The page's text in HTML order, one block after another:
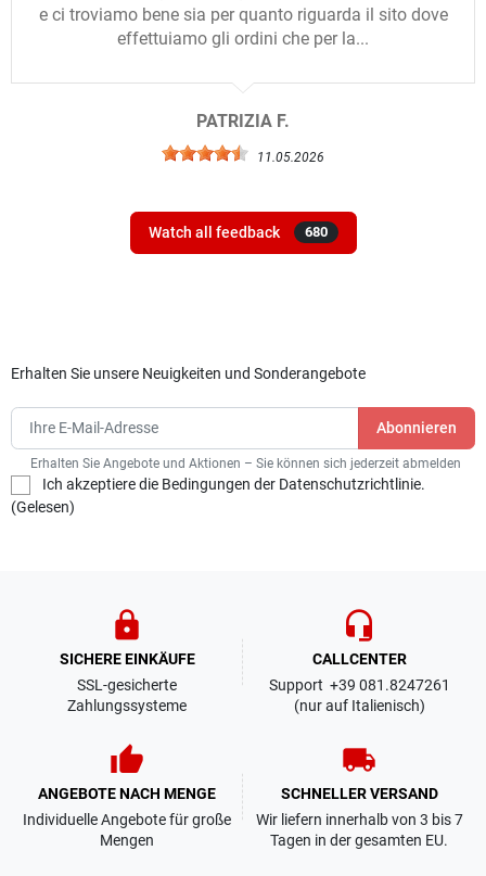
e ci troviamo bene sia per quanto riguarda il sito dove
effettuiamo gli ordini che per la...
PATRIZIA F.
11.05.2026
Watch all feedback 680
Erhalten Sie unsere Neuigkeiten und Sonderangebote
Erhalten Sie Angebote und Aktionen – Sie können sich jederzeit abmelden
Ich akzeptiere die Bedingungen der Datenschutzrichtlinie.
(Gelesen)
lock
SICHERE EINKÄUFE
SSL-gesicherte
Zahlungssysteme
headset_mic
CALLCENTER
Support +39 081.8247261
(nur auf Italienisch)
thumb_up
ANGEBOTE NACH MENGE
Individuelle Angebote für große
Mengen
local_shipping
SCHNELLER VERSAND
Wir liefern innerhalb von 3 bis 7
Tagen in der gesamten EU.